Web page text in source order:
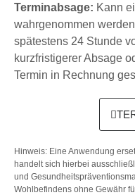
Terminabsage: Kann
wahrgenommen
spätestens 24 Stunde
kurzfristigerer Absage
Termin in Rechnung
Hinweis: Eine Anwendung
handelt sich hierbei
und
Wohlbefindens ohne Gewähr